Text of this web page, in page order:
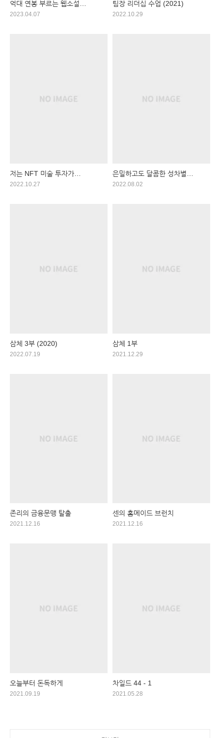
억대 연봉 부르는 웹소설
작가수업 (2021)
2023.04.07
팀장 리더십 수업 (2021)
2022.10.29
저는 NFT 미술 투자가
처음인데요 (2022)
2022.10.27
은밀하고도 달콤한 성차별
(2020)
2022.08.02
삼체 3부 (2020)
2022.07.19
삼체 1부
2021.12.29
존리의 금융문맹 탈출
2021.12.16
센의 홈메이드 브런치
2021.12.16
오늘부터 돈독하게
2021.09.19
차일드 44 - 1
2021.05.28